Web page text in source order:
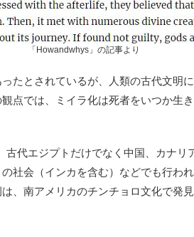
「Howandwhys」の記事より
たとされているが、人類の古代文明
点では、ミイラ化は死者をいつか生
代エジプトだけでなく中国、カナリ
社会（インカを含む）などでも行わ
、南アメリカのチンチョロ文化で発